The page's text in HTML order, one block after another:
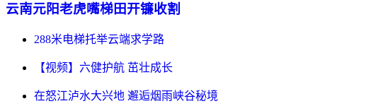
云南元阳老虎嘴梯田开镰收割
288米电梯托举云端求学路
【视频】六健护航 茁壮成长
在怒江泸水大兴地 邂逅烟雨峡谷秘境